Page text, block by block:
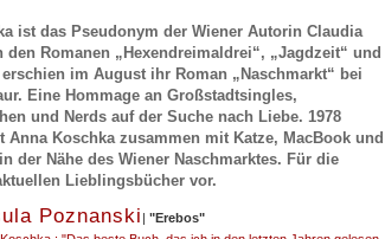
ist das Pseudonym der Wiener Autorin Claudia
den Romanen „Hexendreimaldrei“, „Jagdzeit“ und
im August ihr Roman „Naschmarkt“ bei
Eine Hommage an Großstadtsingles,
und Nerds auf der Suche nach Liebe. 1978
Anna Koschka zusammen mit Katze, MacBook und
der Nähe des Wiener Naschmarktes. Für die
Lieblingsbücher vor.
Poznanski | "Erebos"